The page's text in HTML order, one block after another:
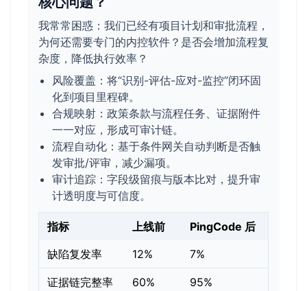
我常常困惑：我们已经有项目计划和审批流程，
为何还需要专门的内控软件？是否会增加流程复
杂度，降低执行效率？
风险覆盖：将“识别-评估-应对-监控”闭环固
化到项目里程碑。
合规映射：政策条款与流程任务、证据附件
一一对应，形成可审计链。
流程自动化：基于条件网关自动判断是否触
发审批/评审，减少漏项。
审计追踪：字段级留痕与版本比对，提升审
计透明度与可信度。
指标 上线前
PingCode 后
缺陷复发率
12% 7%
证据链完整率 60% 95%